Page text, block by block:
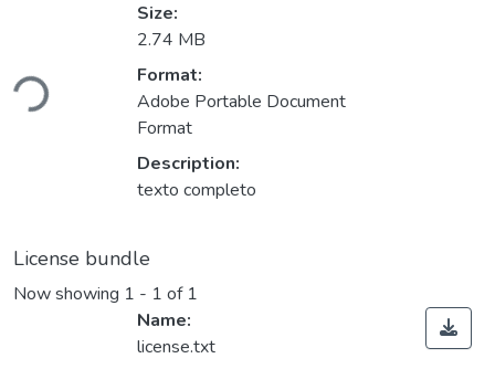
Loading...
Size:
2.74 MB
Format:
Adobe Portable Document
Format
Description:
texto completo
License bundle
Now showing 1 - 1 of 1
Name:
license.txt